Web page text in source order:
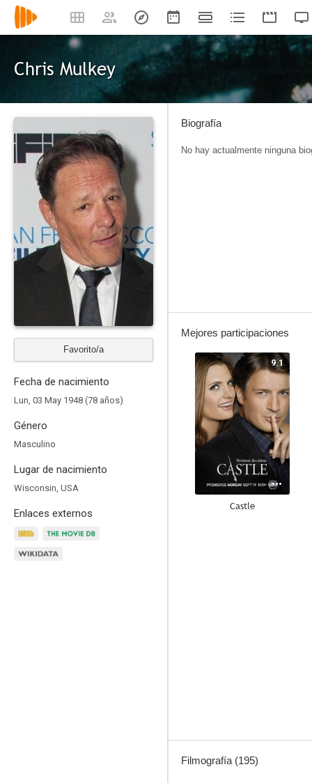
Chris Mulkey
Favorito/a
Fecha de nacimiento
Lun, 03 May 1948 (78 años)
Género
Masculino
Lugar de nacimiento
Wisconsin, USA
Enlaces externos
Biografía
No hay actualmente ninguna
Mejores participaciones
9.1
Castle
Filmografía (195)